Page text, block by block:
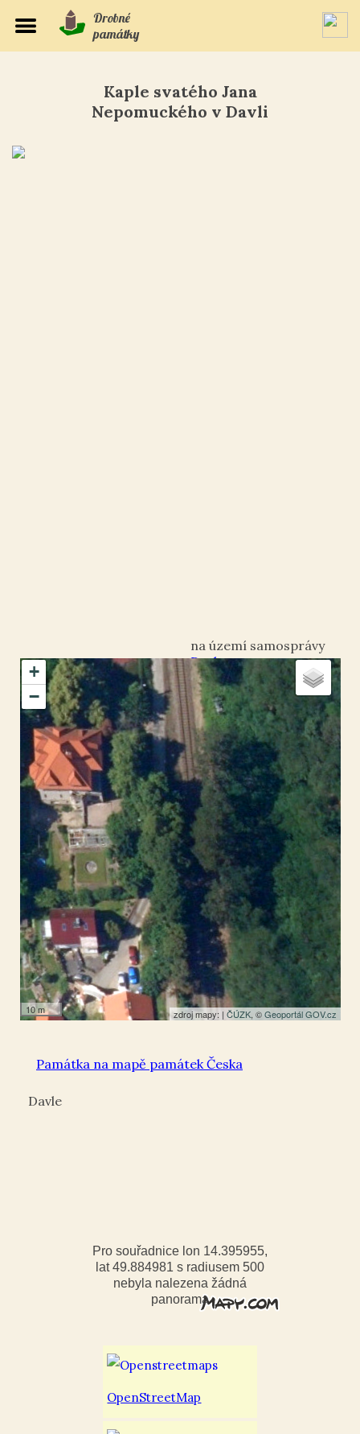
Drobné
památky
Kaple svatého Jana
Nepomuckého v Davli
+
−
10 m zdroj mapy: | ČÚZK, ©Geoportál GOV.cz
Davle
okres Praha-západ
Sázava u Davle
49.884981,14.395955
Kaple
Památka na mapě památek Česka
Davle
Pro souřadnice lon 14.395955,
lat 49.884981 s radiusem 500
nebyla nalezena žádná
panorama
OpenStreetMap